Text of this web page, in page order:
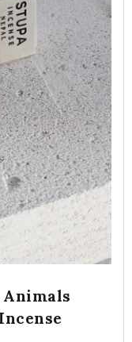
Animals